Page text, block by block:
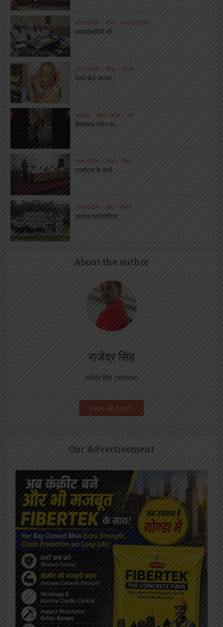
उत्तर प्रदेश • गोंडा • लाइफस्टाइल
सफाईकर्मियों की...
उत्तर प्रदेश गोंडा • यात्रा
रेलवे बोर्ड अध्यक्ष...
अपराध • उत्तर प्रदेश • धर्म
विश्वनाथ मंदिर पर...
उत्तर प्रदेश • गोंडा • शिक्षा
एलबीएस के सभी...
उत्तर प्रदेश • खेल • शिक्षा
शतरंज प्रतियोगिता...
About the author
राजेंद्र सिंह
राजेंद्र सिंह (सम्पादक)
View all posts
Our Advertisement